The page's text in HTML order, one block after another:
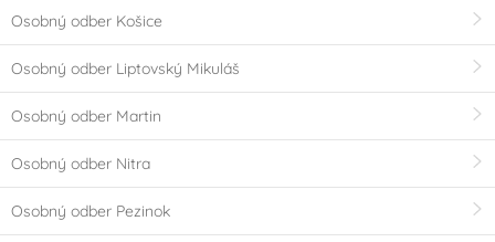
Osobný odber Košice
Osobný odber Liptovský Mikuláš
Osobný odber Martin
Osobný odber Nitra
Osobný odber Pezinok